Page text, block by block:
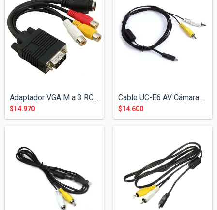
Adaptador VGA M a 3 RCA + S-Video Nisuta
$14.970
Cable UC-E6 AV Cámara Nikon
$14.600